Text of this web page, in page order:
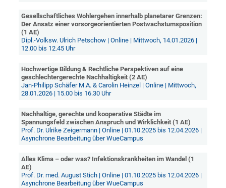
Gesellschaftliches Wohlergehen innerhalb planetarer Grenzen:
Der Ansatz einer vorsorgeorientierten Postwachstumsposition
(1 AE)
Dipl.-Volksw. Ulrich Petschow | Online | Mittwoch, 14.01.2026 |
12.00 bis 12.45 Uhr
Hochwertige Bildung & Rechtliche Perspektiven auf eine
geschlechtergerechte Nachhaltigkeit (2 AE)
Jan-Philipp Schäfer M.A. & Carolin Heinzel | Online | Mittwoch,
28.01.2026 | 15.00 bis 16.30 Uhr
Nachhaltige, gerechte und kooperative Städte im
Spannungsfeld zwischen Anspruch und Wirklichkeit (1 AE)
Prof. Dr. Ulrike Zeigermann | Online | 01.10.2025 bis 12.04.2026 |
Asynchrone Bearbeitung über WueCampus
Alles Klima – oder was? Infektionskrankheiten im Wandel (1
AE)
Prof. Dr. med. August Stich | Online | 01.10.2025 bis 12.04.2026 |
Asynchrone Bearbeitung über WueCampus